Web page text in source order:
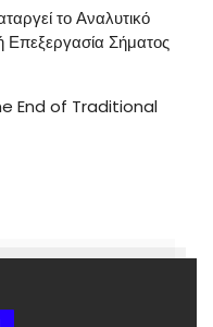
το Αναλυτικό
Επεξεργασία Σήματος
End of Traditional